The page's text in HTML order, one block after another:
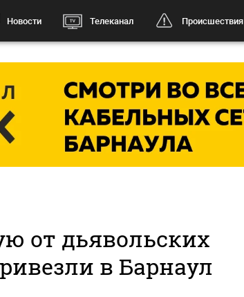
Новости Телеканал Происшествия
от дьявольских
в Барнаул